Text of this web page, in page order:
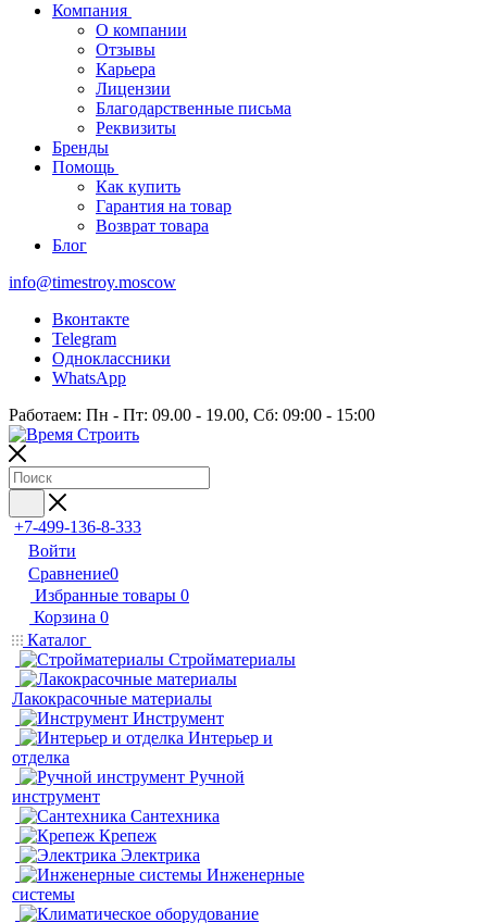
Компания
О компании
Отзывы
Карьера
Лицензии
Благодарственные письма
Реквизиты
Бренды
Помощь
Как купить
Гарантия на товар
Возврат товара
Блог
info@timestroy.moscow
Вконтакте
Telegram
Одноклассники
WhatsApp
Работаем: Пн - Пт: 09.00 - 19.00, Сб: 09:00 - 15:00
+7-499-136-8-333
Войти
Сравнение0
Избранные товары 0
Корзина 0
Каталог
Стройматериалы
Лакокрасочные материалы
Инструмент
Интерьер и
отделка
Ручной
инструмент
Сантехника
Крепеж
Электрика
Инженерные
системы